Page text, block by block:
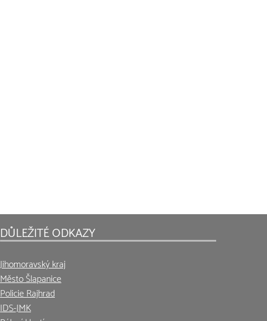
DŮLEŽITÉ ODKAZY
Jihomoravský kraj
Město Šlapanice
Policie Rajhrad
IDS-JMK